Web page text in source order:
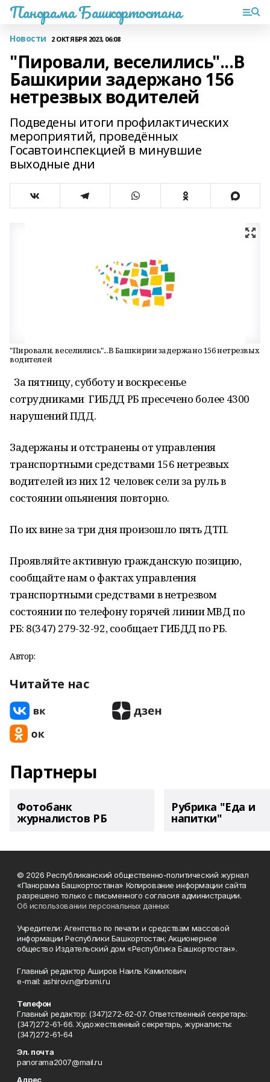
Панорама Башкортостана
Новости 2 ОКТЯБРЯ 2023, 06:08
"Пировали, веселились"...В
Башкирии задержано 156
нетрезвых водителей
Подведены итоги профилактических
мероприятий, проведённых
Госавтоинспекцией в минувшие
выходные дни
"Пировали, веселились"...В Башкирии задержано 156 нетрезвых
водителей
За пятницу, субботу и воскресенье
сотрудниками ГИБДД РБ пресечено более 4300
нарушений ПДД.
Задержаны и отстранены от управления
транспортными средствами 156 нетрезвых
водителей из них 12 человек сели за руль в
состоянии опьянения повторно.
По их вине за три дня произошло пять ДТП.
Проявляйте активную гражданскую позицию,
сообщайте нам о фактах управления
транспортными средствами в нетрезвом
состоянии по телефону горячей линии МВД по
РБ: 8(347) 279-32-92, сообщает ГИБДД по РБ.
Автор:
Читайте нас
Партнеры
Фотобанк
журналистов РБ
Рубрика "Еда и
напитки"
© 2026 Республиканский общественно-политический журнал
«Панорама Башкортостана» Копирование информации сайта
разрешено только с письменного согласия администрации.
Об использовании персональных данных
Учредители: Агентство по печати и средствам массовой
информации Республики Башкортостан; Акционерное
общество Издательский дом «Республика Башкортостан».
Главный редактор Аширов Наиль Камилович
e-mail: ashirov.n@rbsmi.ru
Телефон
Главный редактор: (347)272-62-07. Ответственный секретарь:
(347)272-61-66. Художественный секретарь, журналисты:
(347)272-61-64
Эл. почта
panorama2007@mail.ru
Адрес